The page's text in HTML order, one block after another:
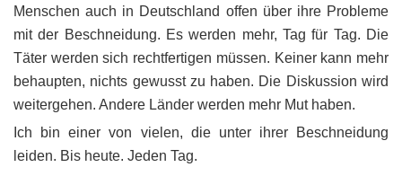
Menschen auch in Deutschland offen über ihre Probleme
mit der Beschneidung. Es werden mehr, Tag für Tag. Die
Täter werden sich rechtfertigen müssen. Keiner kann mehr
behaupten, nichts gewusst zu haben. Die Diskussion wird
weitergehen. Andere Länder werden mehr Mut haben.
Ich bin einer von vielen, die unter ihrer Beschneidung
leiden. Bis heute. Jeden Tag.